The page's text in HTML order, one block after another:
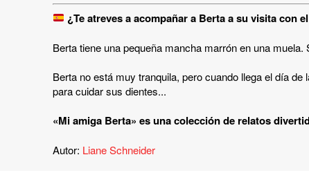
¿Te atreves a acompañar a Berta a su visita con
Berta tiene una pequeña mancha marrón en una
Berta no está muy tranquila, pero cuando llega el día
para cuidar sus dientes...
«Mi amiga Berta» es una colección de relatos
Autor: Liane Schneider